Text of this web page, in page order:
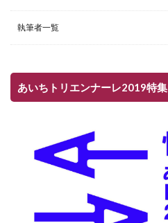
執筆者一覧
あいちトリエンナーレ2019特集